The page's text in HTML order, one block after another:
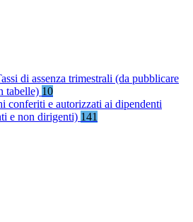
di assenza trimestrali (da pubblicare
tabelle) 10
conferiti e autorizzati ai dipendenti
e non dirigenti) 141